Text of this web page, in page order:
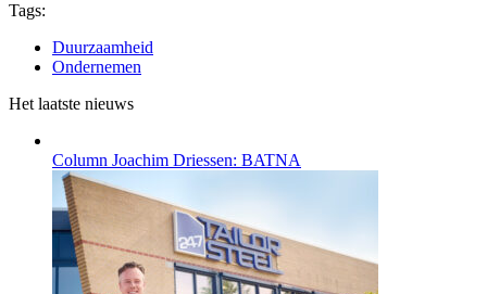
Tags:
Duurzaamheid
Ondernemen
Het laatste nieuws
Column Joachim Driessen: BATNA